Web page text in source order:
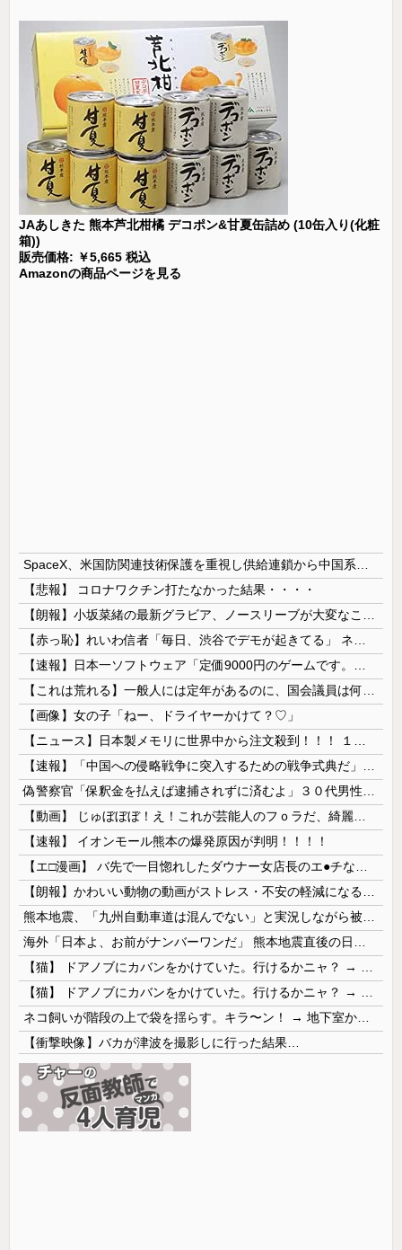
JAあしきた 熊本芦北柑橘 デコポン&甘夏缶詰め (10缶入り(化粧
箱))
販売価格: ￥5,665 税込
Amazonの商品ページを見る
【悲報】 コロナワクチン打たなかった結果・・・・
【画像】女の子「ねー、ドライヤーかけて？♡」
【速報】 イオンモール熊本の爆発原因が判明！！！！
【衝撃映像】バカが津波を撮影しに行った結果…